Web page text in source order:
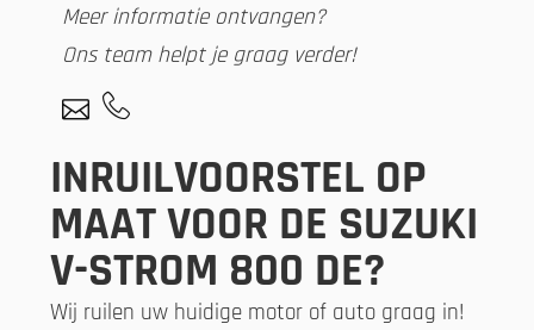
Meer informatie ontvangen?
Ons team helpt je graag verder!
INRUILVOORSTEL OP
MAAT VOOR DE SUZUKI
V-STROM 800 DE?
Wij ruilen uw huidige motor of auto graag in!